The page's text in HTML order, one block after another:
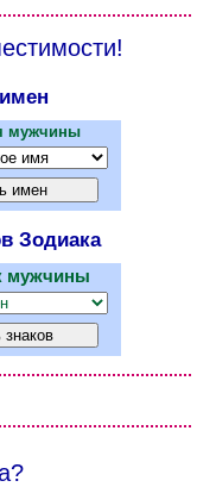
мужчины
Зодиака
мужчины